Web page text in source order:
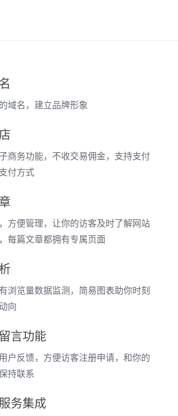
域名，建立品牌形象
商务功能，不收交易佣金，支持支付
付方式
方便管理，让你的访客及时了解网站
每篇文章都拥有专属页面
浏览量数据监测，简易图表助你时刻
向
言功能
户反馈，方便访客注册申请，和你的
持联系
务集成